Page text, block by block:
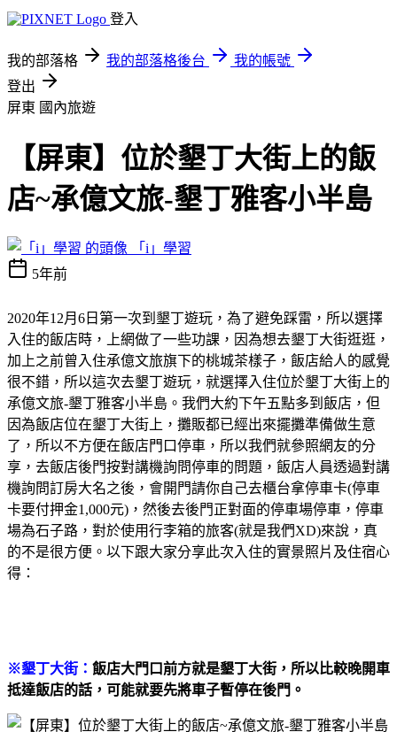
登入
我的部落格 我的部落格後台
我的帳號
登出
屏東 國內旅遊
【屏東】位於墾丁大街上的飯
店~承億文旅-墾丁雅客小半島
「i」學習
5年前
2020年12月6日第一次到墾丁遊玩，為了避免踩雷，所以選擇
入住的飯店時，上網做了一些功課，因為想去墾丁大街逛逛，
加上之前曾入住承億文旅旗下的桃城茶樣子，飯店給人的感覺
很不錯，所以這次去墾丁遊玩，就選擇入住位於墾丁大街上的
承億文旅-墾丁雅客小半島。我們大約下午五點多到飯店，但
因為飯店位在墾丁大街上，攤販都已經出來擺攤準備做生意
了，所以不方便在飯店門口停車，所以我們就參照網友的分
享，去飯店後門按對講機詢問停車的問題，飯店人員透過對講
機詢問訂房大名之後，會開門請你自己去櫃台拿停車卡(停車
卡要付押金1,000元)，然後去後門正對面的停車場停車，停車
場為石子路，對於使用行李箱的旅客(就是我們XD)來說，真
的不是很方便。以下跟大家分享此次入住的實景照片及住宿心
得：
※墾丁大街： 飯店大門口前方就是墾丁大街，所以比較晚開車
抵達飯店的話，可能就要先將車子暫停在後門。